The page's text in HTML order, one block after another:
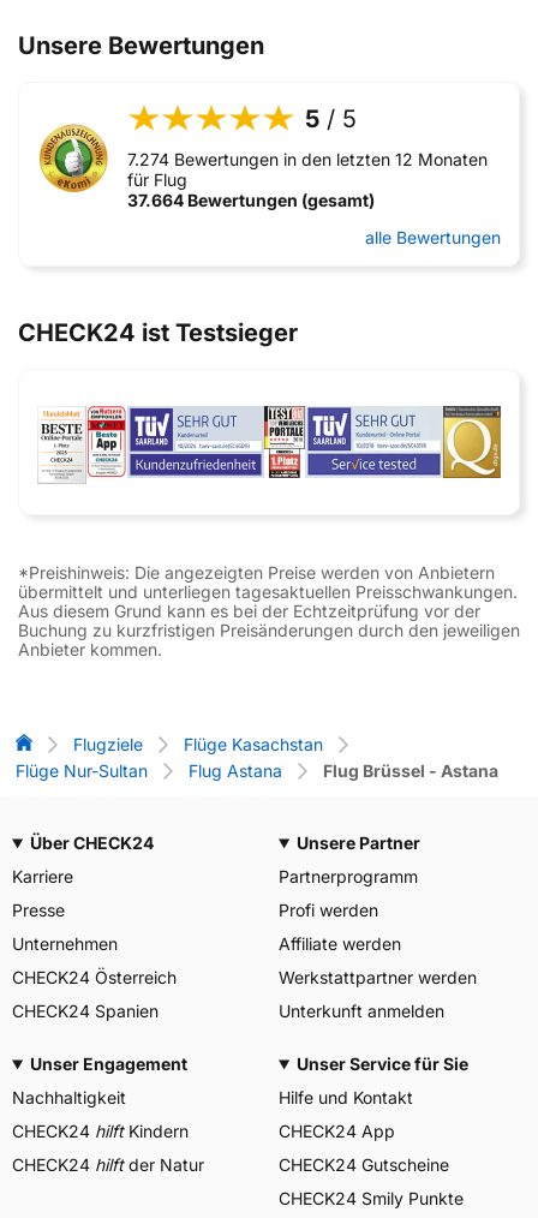
Unsere Bewertungen
5 / 5
7.274 Bewertungen in den letzten 12 Monaten
für Flug
37.664 Bewertungen (gesamt)
alle Bewertungen
CHECK24 ist Testsieger
*Preishinweis: Die angezeigten Preise werden von Anbietern
übermittelt und unterliegen tagesaktuellen Preisschwankungen.
Aus diesem Grund kann es bei der Echtzeitprüfung vor der
Buchung zu kurzfristigen Preisänderungen durch den jeweiligen
Anbieter kommen.
Flug-Vergleich
Flugziele
Flüge Kasachstan
Flüge Nur-Sultan
Flug Astana Flug Brüssel - Astana
Über CHECK24
Karriere
Presse
Unternehmen
CHECK24 Österreich
CHECK24 Spanien
Unsere Partner
Partnerprogramm
Profi werden
Affiliate werden
Werkstattpartner werden
Unterkunft anmelden
Unser Engagement
Nachhaltigkeit
CHECK24 hilftKindern
CHECK24 hilftder Natur
Unser Service für Sie
Hilfe und Kontakt
CHECK24 App
CHECK24 Gutscheine
CHECK24 Smily Punkte